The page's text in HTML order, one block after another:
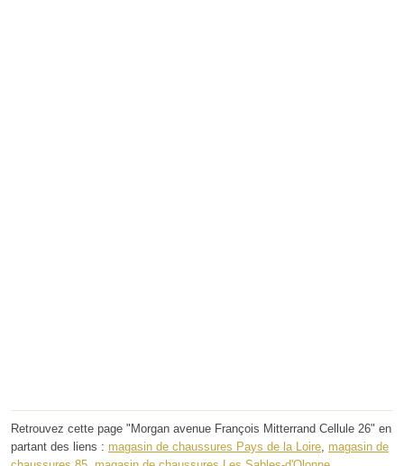
Retrouvez cette page "Morgan avenue François Mitterrand Cellule 26" en
partant des liens : magasin de chaussures Pays de la Loire, magasin de